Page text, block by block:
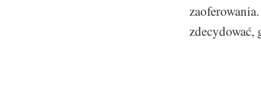
zdecydować,